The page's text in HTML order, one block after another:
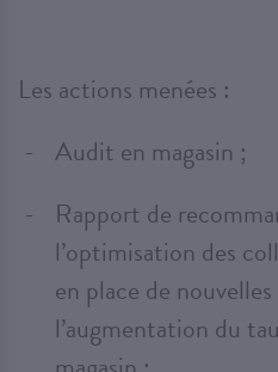
Les actions menées :
Audit en magasin ;
Rapport de
l’optimisation des
en place de
l’augmentation du